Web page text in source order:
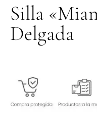
Silla
Delgada